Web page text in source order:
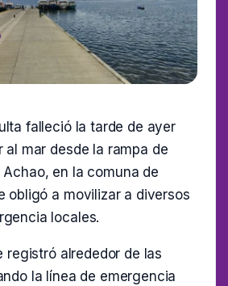
falleció la tarde de ayer
al mar desde la rampa de
en la comuna de
obligó a movilizar a diversos
locales.
registró alrededor de las
la línea de emergencia